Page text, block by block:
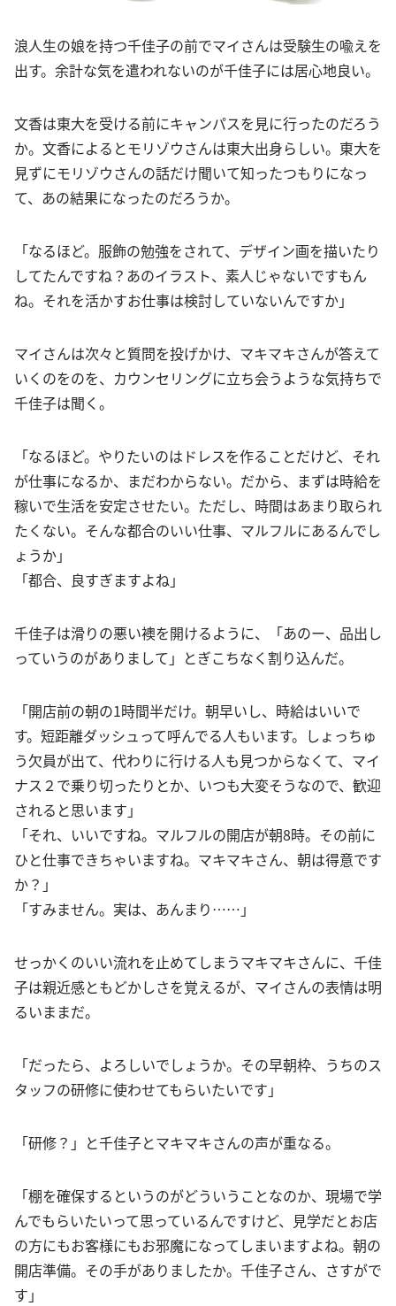
浪人生の娘を持つ千佳子の前でマイさんは受験生の喩えを
出す。余計な気を遣われないのが千佳子には居心地良い。
文香は東大を受ける前にキャンパスを見に行ったのだろう
か。文香によるとモリゾウさんは東大出身らしい。東大を
見ずにモリゾウさんの話だけ聞いて知ったつもりになっ
て、あの結果になったのだろうか。
「なるほど。服飾の勉強をされて、デザイン画を描いたり
してたんですね？あのイラスト、素人じゃないですもん
ね。それを活かすお仕事は検討していないんですか」
マイさんは次々と質問を投げかけ、マキマキさんが答えて
いくのをのを、カウンセリングに立ち会うような気持ちで
千佳子は聞く。
「なるほど。やりたいのはドレスを作ることだけど、それ
が仕事になるか、まだわからない。だから、まずは時給を
稼いで生活を安定させたい。ただし、時間はあまり取られ
たくない。そんな都合のいい仕事、マルフルにあるんでし
ょうか」
「都合、良すぎますよね」
千佳子は滑りの悪い襖を開けるように、「あのー、品出し
っていうのがありまして」とぎこちなく割り込んだ。
「開店前の朝の1時間半だけ。朝早いし、時給はいいで
す。短距離ダッシュって呼んでる人もいます。しょっちゅ
う欠員が出て、代わりに行ける人も見つからなくて、マイ
ナス２で乗り切ったりとか、いつも大変そうなので、歓迎
されると思います」
「それ、いいですね。マルフルの開店が朝8時。その前に
ひと仕事できちゃいますね。マキマキさん、朝は得意です
か？」
「すみません。実は、あんまり……」
せっかくのいい流れを止めてしまうマキマキさんに、千佳
子は親近感ともどかしさを覚えるが、マイさんの表情は明
るいままだ。
「だったら、よろしいでしょうか。その早朝枠、うちのス
タッフの研修に使わせてもらいたいです」
「研修？」と千佳子とマキマキさんの声が重なる。
「棚を確保するというのがどういうことなのか、現場で学
んでもらいたいって思っているんですけど、見学だとお店
の方にもお客様にもお邪魔になってしまいますよね。朝の
開店準備。その手がありましたか。千佳子さん、さすがで
す」